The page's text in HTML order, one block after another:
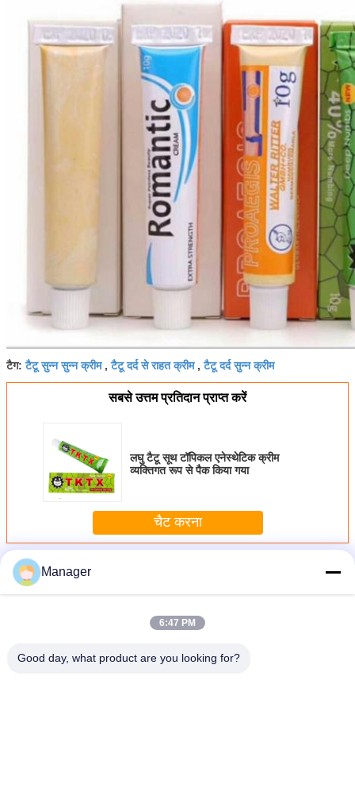
टैग:टैटू सुन्न सुन्न क्रीम,टैटू दर्द से राहत क्रीम,टैटू दर्द सुन्न क्रीम
सबसे उत्तम प्रतिदान प्राप्त करें
लघु टैटू सूथ टॉपिकल एनेस्थेटिक क्रीम
व्यक्तिगत रूप से पैक किया गया
चैट करना
अधिकटैटू एनेस्थेटिक क्रीम
Manager
6:47 PM
Good day, what product are you looking for?